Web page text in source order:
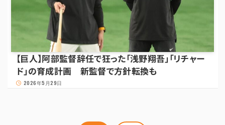
【巨人】阿部監督辞任で狂った「浅野翔吾」「リチャー
ド」の育成計画 新監督で方針転換も
2026年5月29日